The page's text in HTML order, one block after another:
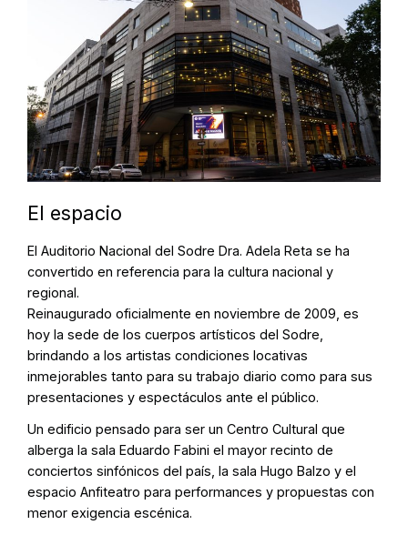
El espacio
El Auditorio Nacional del Sodre Dra. Adela Reta se ha
convertido en referencia para la cultura nacional y
regional.
Reinaugurado oficialmente en noviembre de 2009, es
hoy la sede de los cuerpos artísticos del Sodre,
brindando a los artistas condiciones locativas
inmejorables tanto para su trabajo diario como para sus
presentaciones y espectáculos ante el público.
Un edificio pensado para ser un Centro Cultural que
alberga la sala Eduardo Fabini el mayor recinto de
conciertos sinfónicos del país, la sala Hugo Balzo y el
espacio Anfiteatro para performances y propuestas con
menor exigencia escénica.